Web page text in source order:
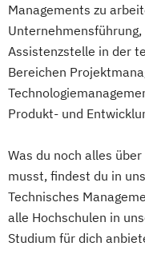
Executive
Facility
Facility
Fire Safety
Fundamentals
Management
Gait
Game Design:
Technology
Tax Consulting
Technical
Technische
Managements zu
Assistenzstelle in der
Bereichen
Produkt- und
Was du noch alles
musst, findest du in
Technisches
alle Hochschulen in
Studium für dich